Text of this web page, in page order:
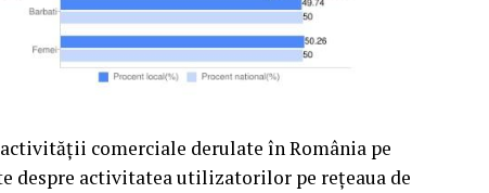
comerciale derulate în România pe
despre activitatea utilizatorilor pe rețeaua de